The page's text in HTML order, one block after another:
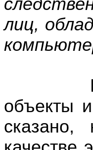
лиц,
В
объекты